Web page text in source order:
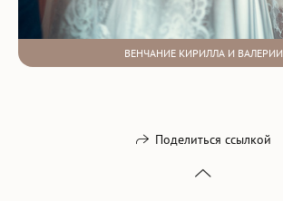
ВЕНЧАНИЕ КИРИЛЛА И ВАЛЕРИИ
Поделиться ссылкой